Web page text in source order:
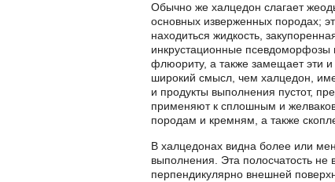
Обычно же халцедон слагает
основных изверженных породах;
находиться жидкость,
инкрустационные псевдоморфозы
флюориту, а также замещает эти
широкий смысл, чем халцедон,
и продукты выполнения пустот,
применяют к сплошным и
породам и кремням, а также
В халцедонах видна более или
выполнения. Эта полосчатость
перпендикулярно внешней